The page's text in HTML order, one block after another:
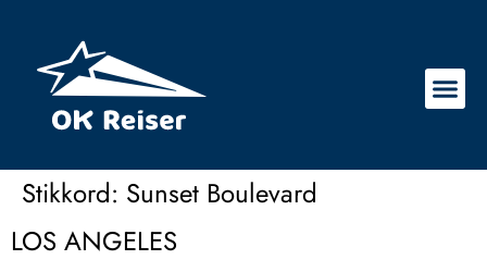
Stikkord: Sunset Boulevard
LOS ANGELES